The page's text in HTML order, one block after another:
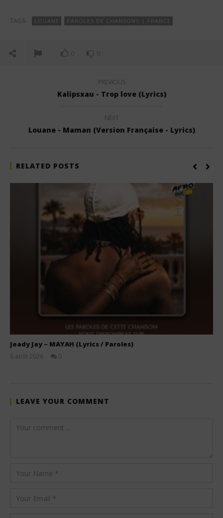
TAGS: LOUANE PAROLES DE CHANSONS | FRANCE
0 0
PREVIOUS
Kalipsxau - Trop love (Lyrics)
NEXT
Louane - Maman (Version Française - Lyrics)
RELATED POSTS
Jeady Jay – MAYAH (Lyrics / Paroles)
6 août 2026
0
LEAVE YOUR COMMENT